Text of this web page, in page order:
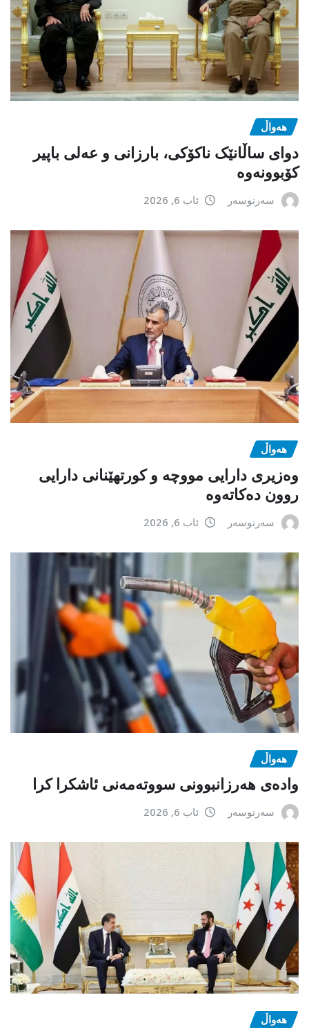
هەواڵ
دوای ساڵانێک ناکۆکی، بارزانی و عەلی باپیر
کۆبوونەوە
سەرنوسەر ئاب 6, 2026
هەواڵ
وەزیری دارایی مووچە و کورتهێنانی دارایی
روون دەکاتەوە
سەرنوسەر ئاب 6, 2026
هەواڵ
وادەی هەرزانبوونی سووتەمەنی ئاشکرا کرا
سەرنوسەر ئاب 6, 2026
هەواڵ